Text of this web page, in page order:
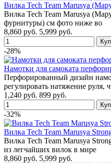
Вилка Tech Team Marusya
Вилка Tech Team Marusya
фурнитуры) см фото ниже во
8,860 руб. 5,999 руб.
-28%
Намотки для самоката
Перфорированный дизайн
регулировать натяжение руля,
1,240 руб. 899 руб.
-32%
Вилка Tech Team Marusya
Вилка Tech Team Marusya
из легчайших вилок в мире
8,860 руб. 5,999 руб.